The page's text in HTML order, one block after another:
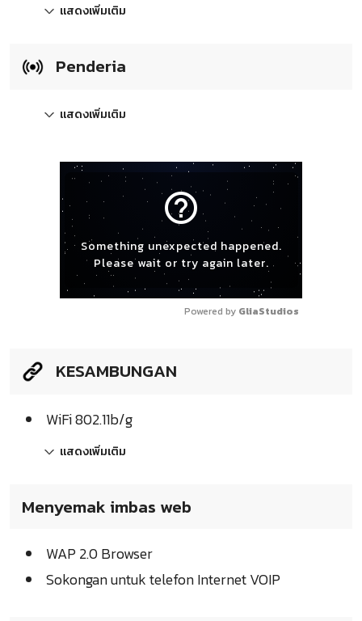
แสดงเพิ่มเติม
Penderia
แสดงเพิ่มเติม
help_outline
Something unexpected happened.
Please wait or try again later.
Powered by GliaStudios
KESAMBUNGAN
WiFi 802.11b/g
แสดงเพิ่มเติม
Menyemak imbas web
WAP 2.0 Browser
Sokongan untuk telefon Internet VOIP